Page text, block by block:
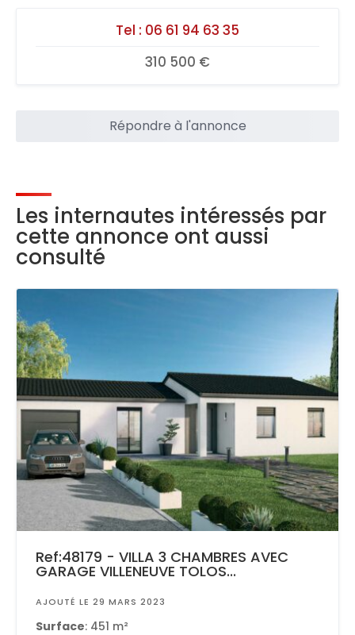
Tel : 06 61 94 63 35
310 500 €
Répondre à l'annonce
Les internautes intéressés par
cette annonce ont aussi
consulté
Ref:48179 - VILLA 3 CHAMBRES AVEC
GARAGE VILLENEUVE TOLOS...
AJOUTÉ LE 29 MARS 2023
Surface: 451 m²